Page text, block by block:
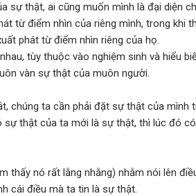
sự thật, ai cũng muốn mình là đại diện
từ điểm nhìn của riêng mình, trong khi
phát từ điểm nhìn riêng của họ.
tùy thuộc vào nghiệm sinh và hiểu
vàn sự thật của muôn người.
chúng ta cần phải đặt sự thật của mình
sự thật của ta mới là sự thật, thì lúc đó
thấy nó rất lằng nhằng) nhằm nói lên
cái điều mà ta tin là sự thật.